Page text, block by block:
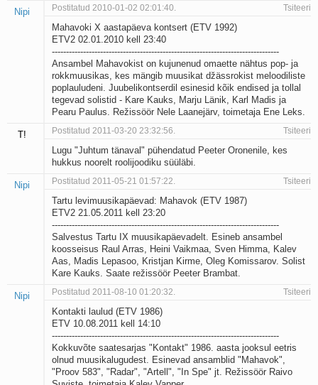
Nipi Postitatud 2010-01-02 02:01:40. Tsiteeri
Mahavoki X aastapäeva kontsert (ETV 1992)
ETV2 02.01.2010 kell 23:40
--------------------------------------------------------------------------------
Ansambel Mahavokist on kujunenud omaette nähtus pop- ja
rokkmuusikas, kes mängib muusikat džässrokist meloodiliste
poplauludeni. Juubelikontserdil esinesid kõik endised ja tollal
tegevad solistid - Kare Kauks, Marju Länik, Karl Madis ja
Pearu Paulus. Režissöör Nele Laanejärv, toimetaja Ene Leks.
T! Postitatud 2011-03-20 23:32:56. Tsiteeri
Lugu "Juhtum tänaval" pühendatud Peeter Oronenile, kes
hukkus noorelt roolijoodiku süüläbi.
Nipi Postitatud 2011-05-21 01:57:22. Tsiteeri
Tartu levimuusikapäevad: Mahavok (ETV 1987)
ETV2 21.05.2011 kell 23:20
--------------------------------------------------------------------------------
Salvestus Tartu IX muusikapäevadelt. Esineb ansambel
koosseisus Raul Arras, Heini Vaikmaa, Sven Himma, Kalev
Aas, Madis Lepasoo, Kristjan Kirme, Oleg Komissarov. Solist
Kare Kauks. Saate režissöör Peeter Brambat.
Nipi Postitatud 2011-08-10 01:20:32. Tsiteeri
Kontakti laulud (ETV 1986)
ETV 10.08.2011 kell 14:10
--------------------------------------------------------------------------------
Kokkuvõte saatesarjas "Kontakt" 1986. aasta jooksul eetris
olnud muusikalugudest. Esinevad ansamblid "Mahavok",
"Proov 583", "Radar", "Artell", "In Spe" jt. Režissöör Raivo